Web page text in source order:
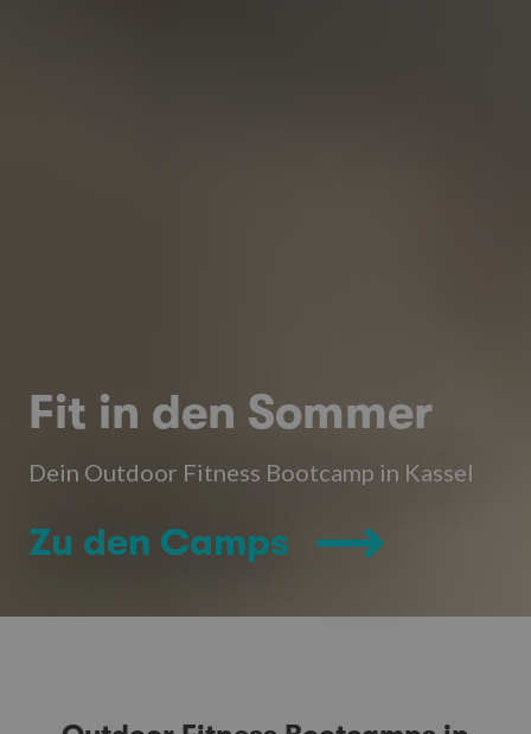
Fit in den Sommer
Dein Outdoor Fitness Bootcamp in Kassel
Zu den Camps